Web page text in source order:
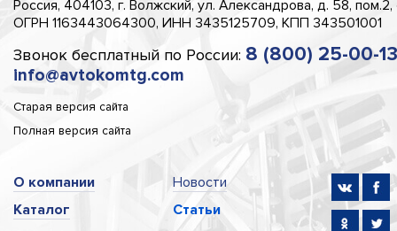
Россия, 404103, г. Волжский, ул. Александрова, д. 58,
ОГРН 1163443064300, ИНН 3435125709, КПП 343501001
Звонок бесплатный по России: 8 (800) 25-00-
info@avtokomtg.com
Старая версия сайта
Полная версия сайта
О компании
Каталог
Новости
Статьи